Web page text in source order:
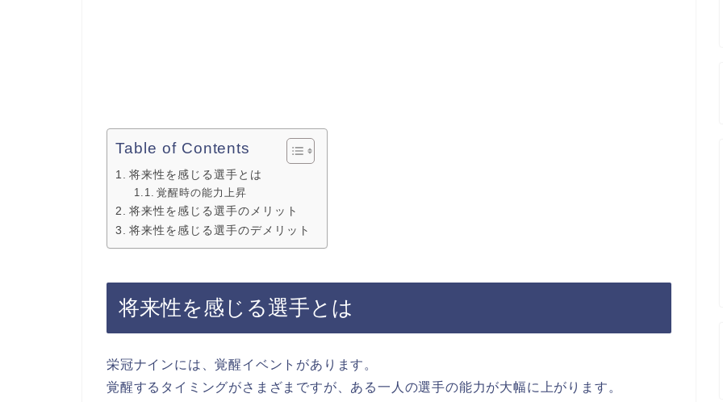
Table of Contents
将来性を感じる選手とは
覚醒時の能力上昇
将来性を感じる選手のメリット
将来性を感じる選手のデメリット
将来性を感じる選手とは
栄冠ナインには、覚醒イベントがあります。
覚醒するタイミングがさまざまですが、ある一人の選手の能力が大幅に上がります。